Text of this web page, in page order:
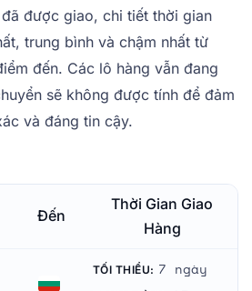
được giao, chi tiết thời gian
trung bình và chậm nhất từ
đến. Các lô hàng vẫn đang
sẽ không được tính để đảm
và đáng tin cậy.
Đến
Thời Gian Giao
Hàng
TỐI THIỂU: 7 ngày